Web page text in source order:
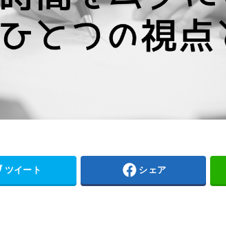
ツイート シェア